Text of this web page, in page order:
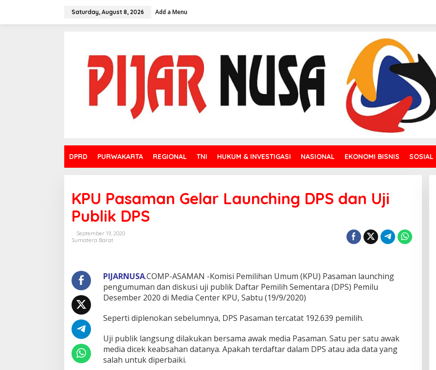
Saturday, August 8, 2026 Add a Menu
DPRD PURWAKARTA REGIONAL TNI HUKUM & INVESTIGASI NASIONAL EKONOMI BISNIS SOSIAL
KPU Pasaman Gelar Launching DPS dan Uji
Publik DPS
September 19, 2020
Sumatera Barat
PIJARNUSA.COMP-ASAMAN -Komisi Pemilihan Umum (KPU) Pasaman launching
pengumuman dan diskusi uji publik Daftar Pemilih Sementara (DPS) Pemilu
Desember 2020 di Media Center KPU, Sabtu (19/9/2020)
Seperti diplenokan sebelumnya, DPS Pasaman tercatat 192.639 pemilih.
Uji publik langsung dilakukan bersama awak media Pasaman. Satu per satu awak
media dicek keabsahan datanya. Apakah terdaftar dalam DPS atau ada data yang
salah untuk diperbaiki.